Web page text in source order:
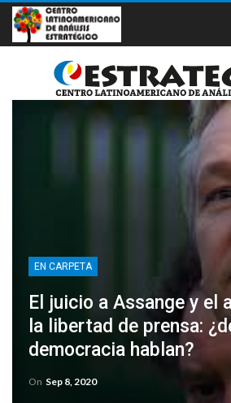
EN CARPETA
El juicio a Assange y el
la libertad de prensa:
democracia hablan?
On Sep 8, 2020